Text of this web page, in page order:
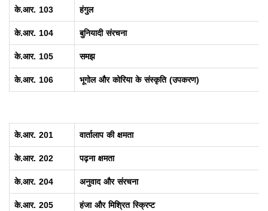
के.आर. 103 हंगुल
के.आर. 104 बुनियादी संरचना
के.आर. 105 समझ
के.आर. 106 भूगोल और कोरिया के संस्कृति (उपकरण)
के.आर. 201 वार्तालाप की क्षमता
के.आर. 202 पढ़ना क्षमता
के.आर. 204 अनुवाद और संरचना
के.आर. 205 हंजा और मिश्रित स्क्रिप्ट